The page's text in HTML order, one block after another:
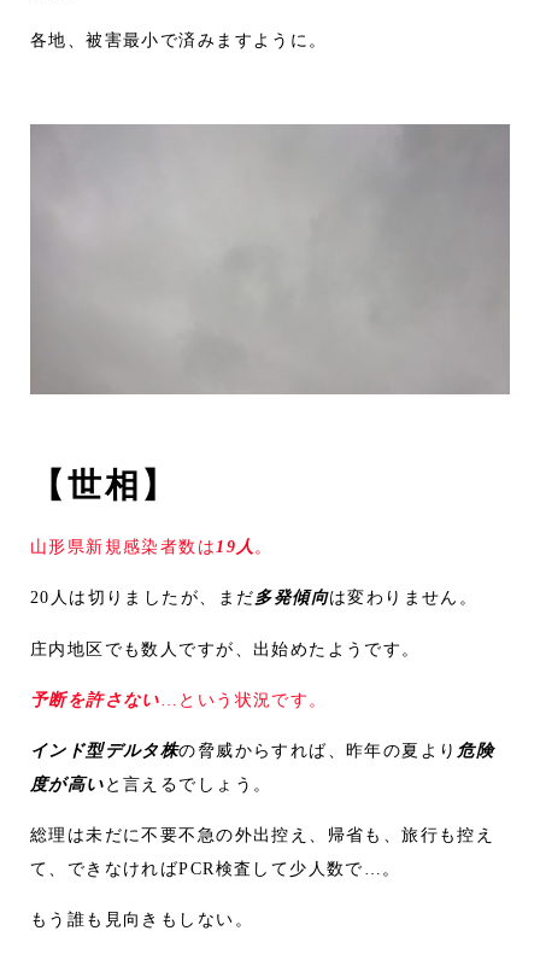
各地、被害最小で済みますように。
【世相】
山形県新規感染者数は19人。
20人は切りましたが、まだ多発傾向は変わりません。
庄内地区でも数人ですが、出始めたようです。
予断を許さない …という状況です。
インド型デルタ株の脅威からすれば、昨年の夏より 危険
度が高いと言えるでしょう。
総理は未だに不要不急の外出控え、帰省も、旅行も控え
て、できなければPCR検査して少人数で…。
もう誰も見向きもしない。